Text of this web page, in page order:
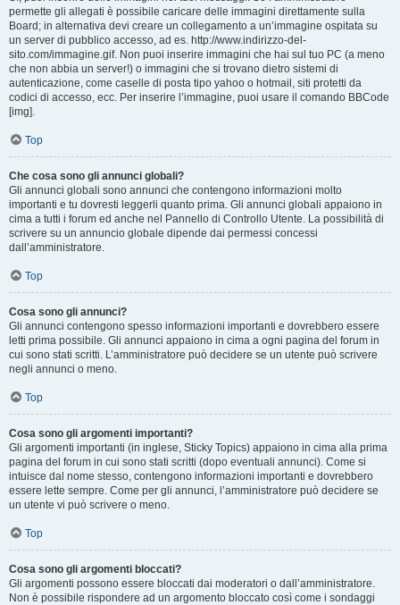
permette gli allegati è possibile caricare delle immagini direttamente sulla
Board; in alternativa devi creare un collegamento a un’immagine ospitata su
un server di pubblico accesso, ad es. http://www.indirizzo-del-
sito.com/immagine.gif. Non puoi inserire immagini che hai sul tuo PC (a meno
che non abbia un server!) o immagini che si trovano dietro sistemi di
autenticazione, come caselle di posta tipo yahoo o hotmail, siti protetti da
codici di accesso, ecc. Per inserire l’immagine, puoi usare il comando BBCode
[img].
Top
Che cosa sono gli annunci globali?
Gli annunci globali sono annunci che contengono informazioni molto
importanti e tu dovresti leggerli quanto prima. Gli annunci globali appaiono in
cima a tutti i forum ed anche nel Pannello di Controllo Utente. La possibilità di
scrivere su un annuncio globale dipende dai permessi concessi
dall’amministratore.
Top
Cosa sono gli annunci?
Gli annunci contengono spesso informazioni importanti e dovrebbero essere
letti prima possibile. Gli annunci appaiono in cima a ogni pagina del forum in
cui sono stati scritti. L’amministratore può decidere se un utente può scrivere
negli annunci o meno.
Top
Cosa sono gli argomenti importanti?
Gli argomenti importanti (in inglese, Sticky Topics) appaiono in cima alla prima
pagina del forum in cui sono stati scritti (dopo eventuali annunci). Come si
intuisce dal nome stesso, contengono informazioni importanti e dovrebbero
essere lette sempre. Come per gli annunci, l’amministratore può decidere se
un utente vi può scrivere o meno.
Top
Cosa sono gli argomenti bloccati?
Gli argomenti possono essere bloccati dai moderatori o dall’amministratore.
Non è possibile rispondere ad un argomento bloccato così come i sondaggi